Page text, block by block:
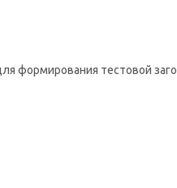
формирования тестовой